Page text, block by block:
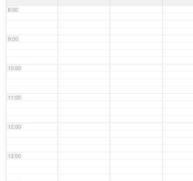
8:00
9:00
10:00
11:00
12:00
13:00